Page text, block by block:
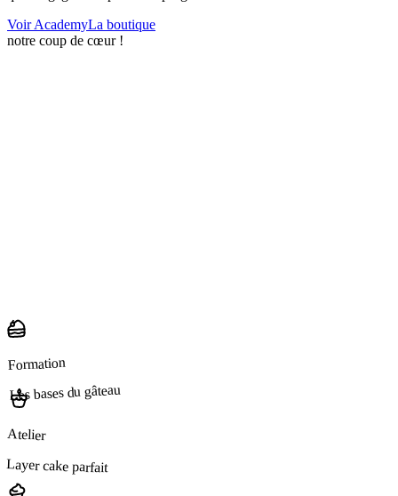
Voir AcademyLa boutique
notre coup de cœur !
Formation
Les bases du gâteau
Atelier
Layer cake parfait